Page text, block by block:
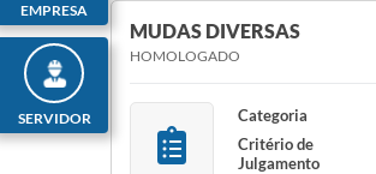
EMPRESA
SERVIDOR
MUDAS DIVERSAS
HOMOLOGADO
Categoria
Critério de
Julgamento